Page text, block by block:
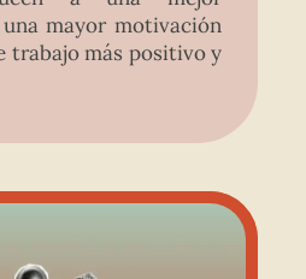
mayor motivación
trabajo más positivo y